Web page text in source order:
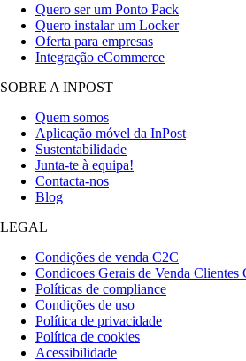
Quero ser um Ponto Pack
Quero instalar um Locker
Oferta para empresas
Integração eCommerce
SOBRE A INPOST
Quem somos
Aplicação móvel da InPost
Sustentabilidade
Junta-te à equipa!
Contacta-nos
Blog
LEGAL
Condições de venda C2C
Condicoes Gerais de Venda Clientes
Políticas de compliance
Condições de uso
Política de privacidade
Política de cookies
Acessibilidade